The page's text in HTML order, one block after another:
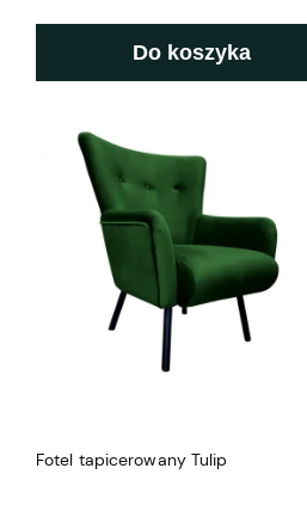
Do koszyka
Fotel tapicerowany Tulip